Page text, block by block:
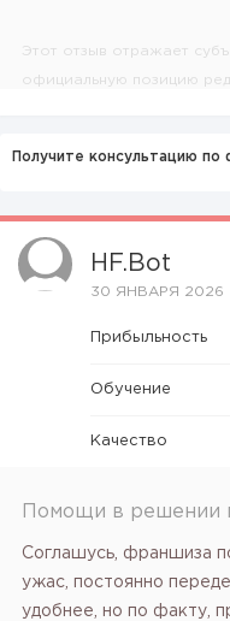
Этот отзыв отражает
официальную позицию
Получите консультацию по
HF.bot
30 ЯНВАРЯ 2026
Прибыльность
Обучение
Качество
Помощи в решении
Соглашусь, франшиза
ужас, постоянно
удобнее, но по факту,